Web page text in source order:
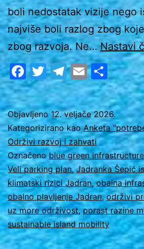
boli nedostatak vizije nego
najviše boli razlog zbog
zbog razvoja. Ne…Nastavi
Facebook
Twitter
Telegram
Email
Objavljeno12. veljače 2026.
Kategorizirano kaoAnketa
Održivi razvoj i zahvati
Označenoblue green
Veli parking plan,Jadranka Šepić
klimatski rizici Jadran,obalna
obalno plavljenje Jadran,održivi
uz more održivost,porast razine
sustainable island mobility